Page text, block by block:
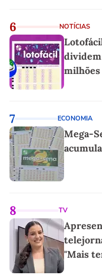
6 NOTÍCIAS
dividem
7 ECONOMIA
Mega-
8 TV
"Mais